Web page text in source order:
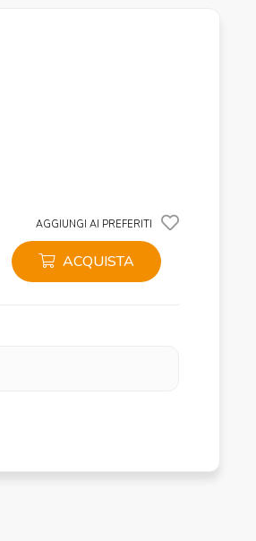
AGGIUNGI AI PREFERITI
ACQUISTA